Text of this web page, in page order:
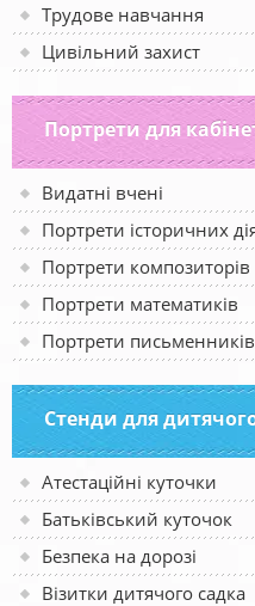
Трудове навчання
Цивільний захист
Портрети для
Видатні вчені
Портрети історичних
Портрети композиторів
Портрети математиків
Портрети письменників
Стенди для
Атестаційні куточки
Батьківський куточок
Безпека на дорозі
Візитки дитячого садка